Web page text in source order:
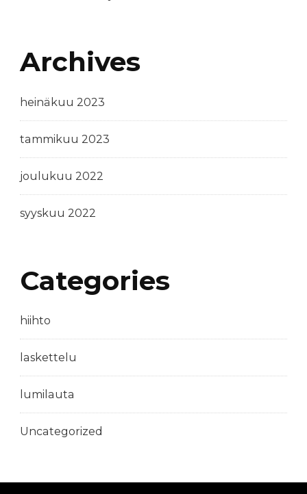
Archives
heinäkuu 2023
tammikuu 2023
joulukuu 2022
syyskuu 2022
Categories
hiihto
laskettelu
lumilauta
Uncategorized